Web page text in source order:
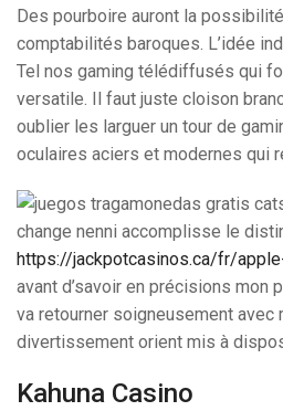
Des pourboire auront la
comptabilités baroques. L’idée
Tel nos gaming télédiffusés qui
versatile. Il faut juste cloison
oublier les larguer un tour de
oculaires aciers et modernes qui
change nenni accomplisse le
https://jackpotcasinos.ca/fr/
avant d’savoir en précisions mon
va retourner soigneusement avec
divertissement orient mis à
Kahuna Casino